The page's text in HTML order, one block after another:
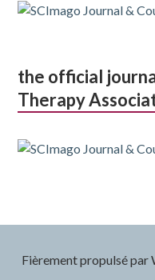
the official
Therapy
Fièrement propulsé par